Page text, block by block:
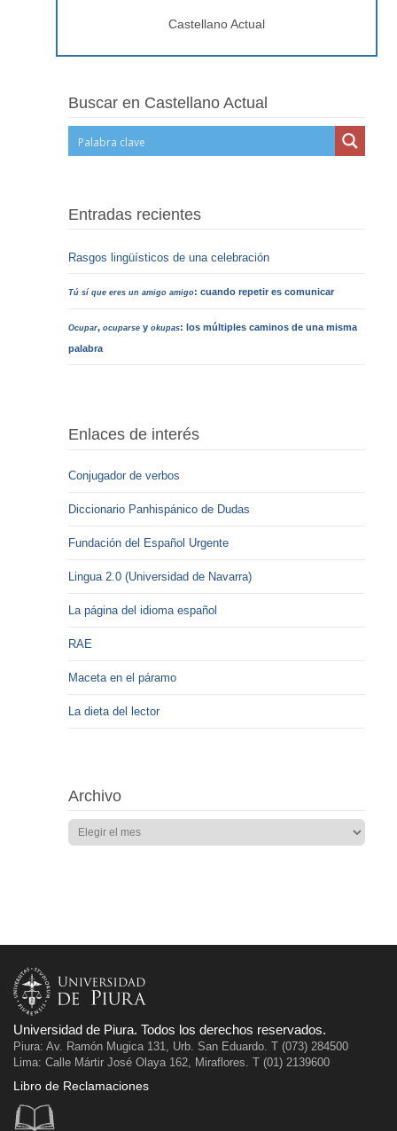
Castellano Actual
Buscar en Castellano Actual
Entradas recientes
Rasgos lingüísticos de una celebración
Tú sí que eres un amigo amigo: cuando repetir es comunicar
Ocupar,ocuparse yokupas: los múltiples caminos de una misma
palabra
Enlaces de interés
Conjugador de verbos
Diccionario Panhispánico de Dudas
Fundación del Español Urgente
Lingua 2.0 (Universidad de Navarra)
La página del idioma español
RAE
Maceta en el páramo
La dieta del lector
Archivo
Universidad de Piura. Todos los derechos reservados.
Piura: Av. Ramón Mugica 131, Urb. San Eduardo. T (073) 284500
Lima: Calle Mártir José Olaya 162, Miraflores. T (01) 2139600
Libro de Reclamaciones